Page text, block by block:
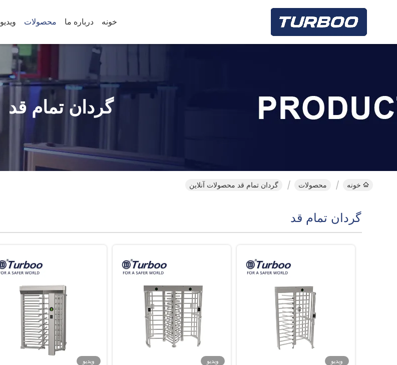
خونه درباره ما محصولات ویدیو
گردان تمام قد
خونه محصولات گردان تمام قد محصولات آنلاین
گردان تمام قد
ویدیو ویدیو ویدیو